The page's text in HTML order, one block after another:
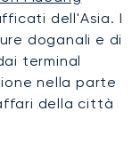
dell'Asia. I
doganali e di
terminal
nella parte
della città